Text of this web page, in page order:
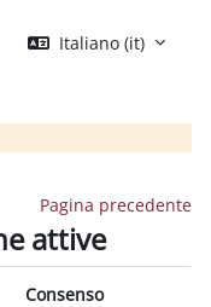
Italiano ‎(it)‎
Pagina precedente
attive
Consenso